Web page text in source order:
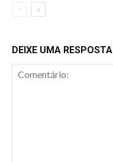
DEIXE UMA RESPOSTA